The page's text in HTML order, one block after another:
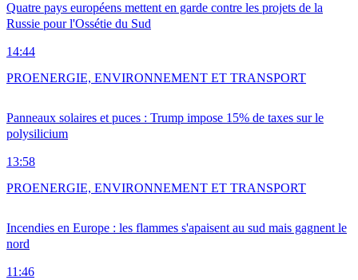
Quatre pays européens mettent en garde contre les projets de la
Russie pour l'Ossétie du Sud
14:44
Panneaux solaires et puces : Trump impose 15% de taxes sur le
polysilicium
13:58
PROENERGIE, ENVIRONNEMENT ET TRANSPORT
Incendies en Europe : les flammes s'apaisent au sud mais gagnent le
nord
11:46
PROENERGIE, ENVIRONNEMENT ET TRANSPORT